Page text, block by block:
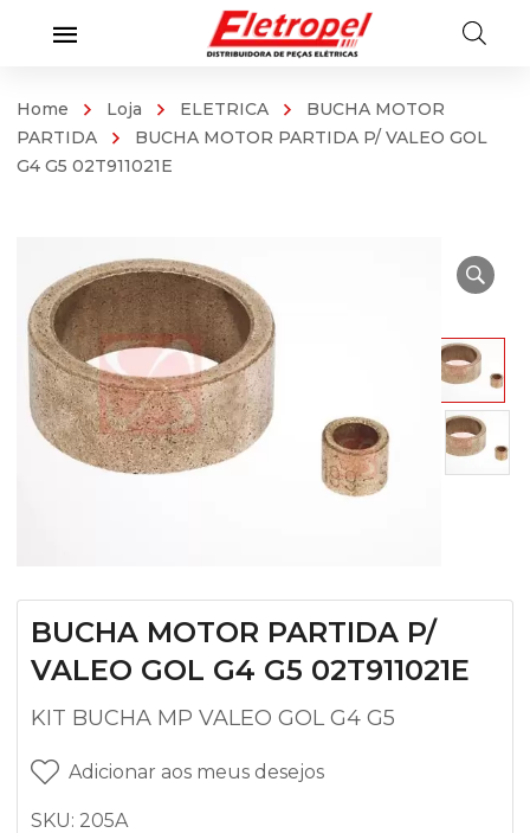
Home Loja ELETRICA
BUCHA MOTOR
PARTIDA
BUCHA MOTOR PARTIDA P/ VALEO GOL
G4 G5 02T911021E
BUCHA MOTOR PARTIDA P/
VALEO GOL G4 G5 02T911021E
KIT BUCHA MP VALEO GOL G4 G5
Adicionar aos meus desejos
SKU: 205A